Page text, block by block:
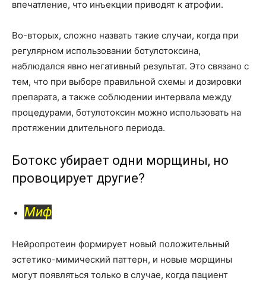
впечатление, что инъекции приводят к атрофии.
Во-вторых, сложно назвать такие случаи, когда при
регулярном использовании ботулотоксина,
наблюдался явно негативный результат. Это связано с
тем, что при выборе правильной схемы и дозировки
препарата, а также соблюдении интервала между
процедурами, ботулотоксин можно использовать на
протяжении длительного периода.
Ботокс убирает одни морщины, но
провоцирует другие?
Миф
Нейропротеин формирует новый положительный
эстетико-мимический паттерн, и новые морщины
могут появляться только в случае, когда пациент